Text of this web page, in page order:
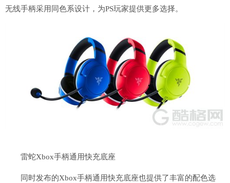
无线手柄采用同色系设计，为PS玩家提供更多选择。
雷蛇Xbox手柄通用快充底座
同时发布的Xbox手柄通用快充底座也提供了丰富的配色选